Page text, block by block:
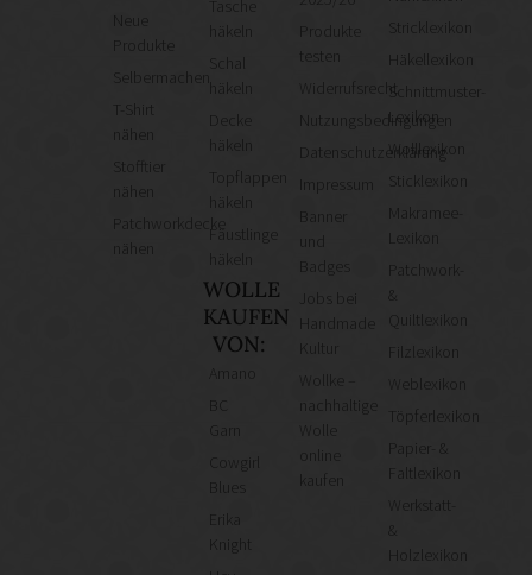
Neue
Produkte
Selbermachen
T-Shirt
Stofftier
Patchworkdecke
Tasche
häkeln
häkeln
Topflappen
häkeln
Fäustlinge
häkeln
WOLLE
KAUFEN
VON:
Cowgirl
Knight
Produkte
testen
Widerrufsrecht
Nutzungsbedingungen
Datenschutzerklärung
Kultur
Wollke –
nachhaltige
kaufen
Stricklexikon
Häkellexikon
Schnittmuster-
Lexikon
Wolllexikon
Sticklexikon
Makramee-
Lexikon
Patchwork-
&
Quiltlexikon
Filzlexikon
Weblexikon
Töpferlexikon
Papier- &
Faltlexikon
Werkstatt-
&
Holzlexikon